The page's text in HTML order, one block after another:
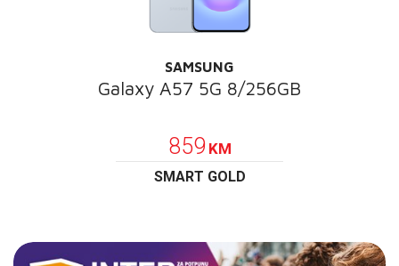
SAMSUNG
Galaxy A57 5G 8/256GB
859 KM
SMART GOLD